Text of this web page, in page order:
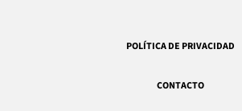
POLÍTICA DE PRIVACIDAD
CONTACTO